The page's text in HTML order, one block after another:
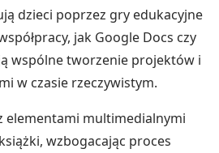
dzieci poprzez gry edukacyjne
jak Google Docs czy
wspólne tworzenie projektów i
w czasie rzeczywistym.
elementami multimedialnymi
wzbogacając proces